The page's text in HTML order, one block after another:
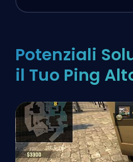
Potenziali
il Tuo Ping